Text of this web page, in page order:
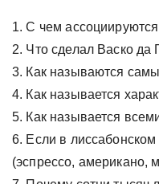
1. С чем
2. Что сделал Васко да
3. Как называются
4. Как называется
5. Как называется
6. Если в
(эспрессо, американо,